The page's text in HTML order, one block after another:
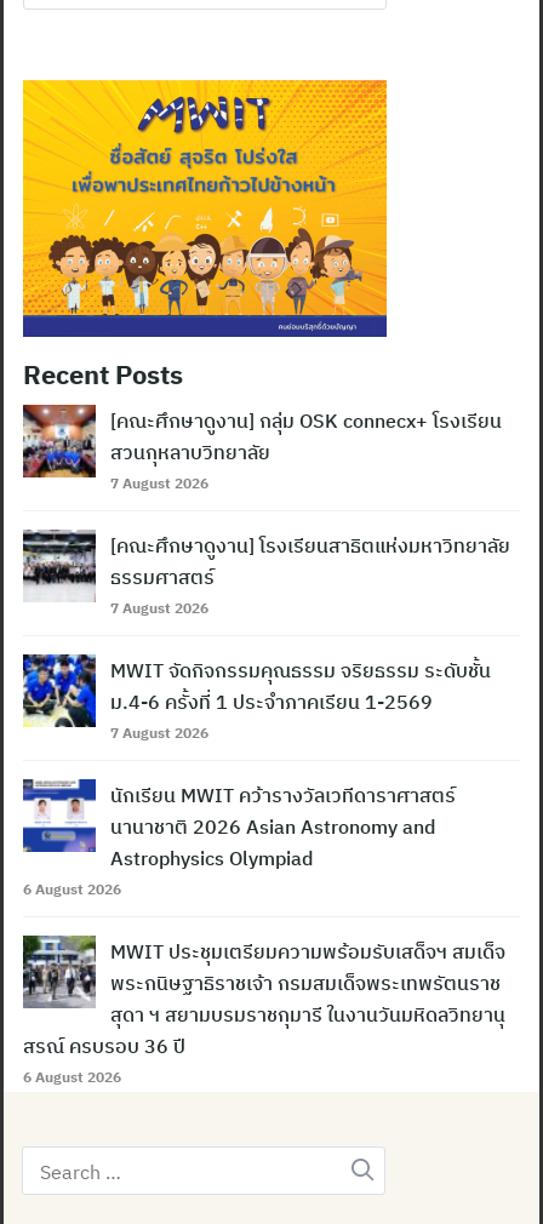
Search
for:
for:
Recent Posts
[คณะศึกษาดูงาน] กลุ่ม OSK connecx+ โรงเรียน
สวนกุหลาบวิทยาลัย
7 August 2026
[คณะศึกษาดูงาน] โรงเรียนสาธิตแห่งมหาวิทยาลัย
ธรรมศาสตร์
7 August 2026
MWIT จัดกิจกรรมคุณธรรม จริยธรรม ระดับชั้น
ม.4-6 ครั้งที่ 1 ประจำภาคเรียน 1-2569
7 August 2026
นักเรียน MWIT คว้ารางวัลเวทีดาราศาสตร์
นานาชาติ 2026 Asian Astronomy and
Astrophysics Olympiad
6 August 2026
MWIT ประชุมเตรียมความพร้อมรับเสด็จฯ สมเด็จ
พระกนิษฐาธิราชเจ้า กรมสมเด็จพระเทพรัตนราช
สุดา ฯ สยามบรมราชกุมารี ในงานวันมหิดลวิทยานุ
สรณ์ ครบรอบ 36 ปี
6 August 2026
Search
for: